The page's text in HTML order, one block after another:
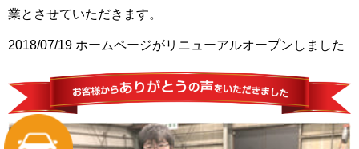
業とさせていただきます。
2018/07/19 ホームページがリニューアルオープンしました